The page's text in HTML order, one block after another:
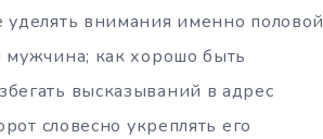
внимания именно половой
мужчина; как хорошо быть
высказываний в адрес
словесно укреплять его